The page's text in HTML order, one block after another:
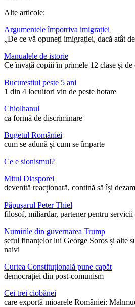
Alte articole:
Argumentele împotriva imigrației
„De ce vă opuneți imigrației, dacă atât
Manualele de istorie
Ce învață copiii în primele 12 clase și de
Bucureștiul peste 5 ani
1 din 4 locuitori vin de peste hotare
Chiolhanul
ca formă de discriminare
Bugetul României
cum se adună și cum se împarte
Ce e sionismul?
Mitul Diasporei
devenită reacționară, contină să își
Păpușarul Peter Thiel
filosof, miliardar, partener pentru servicii
Numirile din guvernarea Trump
șeful finanțelor lui George Soros și alte
naivi
Curtea Constituțională pune capăt
democrației din post-comunism
Cei trei ciobănei
care exportă mioarele României: